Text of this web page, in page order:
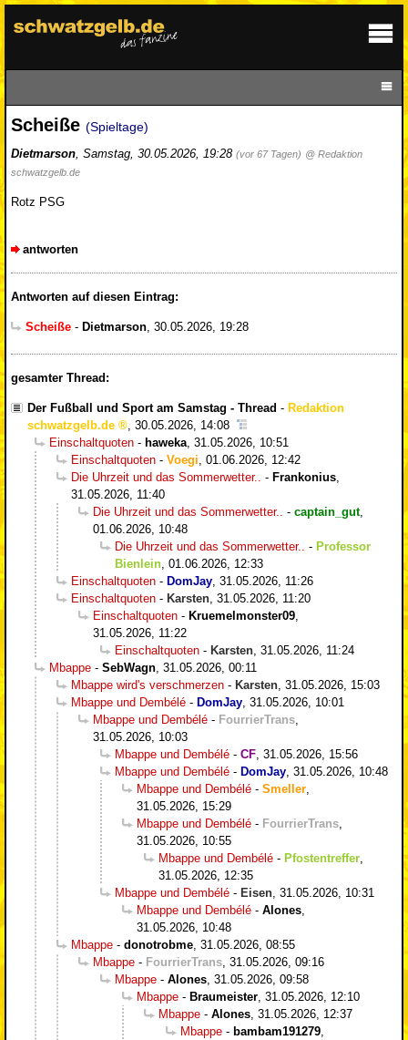
Scheiße (Spieltage)
Dietmarson, Samstag, 30.05.2026, 19:28 (vor 67 Tagen) @ Redaktion
schwatzgelb.de
Rotz PSG
antworten
Antworten auf diesen Eintrag:
Scheiße - Dietmarson, 30.05.2026, 19:28
gesamter Thread:
Der Fußball und Sport am Samstag - Thread - Redaktion
schwatzgelb.de
30.05.2026, 14:08
Einschaltquoten - haweka 31.05.2026, 10:51
Einschaltquoten - Voegi 01.06.2026, 12:42
Die Uhrzeit und das Sommerwetter..
- Frankonius
31.05.2026, 11:40
Die Uhrzeit und das Sommerwetter..
- captain_gut,
01.06.2026, 10:48
Die Uhrzeit und das Sommerwetter..
- Professor
Bienlein 01.06.2026, 12:33
Einschaltquoten - DomJay 31.05.2026, 11:26
Einschaltquoten - Karsten 31.05.2026, 11:20
Einschaltquoten - Kruemelmonster09
31.05.2026, 11:22
Einschaltquoten - Karsten 31.05.2026, 11:24
Mbappe - SebWagn 31.05.2026, 00:11
Mbappe wird's verschmerzen - Karsten 31.05.2026, 15:03
Mbappe und Dembélé - DomJay 31.05.2026, 10:01
Mbappe und Dembélé - FourrierTrans
31.05.2026, 10:03
Mbappe und Dembélé - CF 31.05.2026, 15:56
Mbappe und Dembélé - DomJay 31.05.2026, 10:48
Mbappe und Dembélé - Smeller
31.05.2026, 15:29
Mbappe und Dembélé - FourrierTrans
31.05.2026, 10:55
Mbappe und Dembélé - Pfostentreffer
31.05.2026, 12:35
Mbappe und Dembélé - Eisen 31.05.2026, 10:31
Mbappe und Dembélé - Alones
31.05.2026, 10:48
Mbappe - donotrobme 31.05.2026, 08:55
Mbappe - FourrierTrans 31.05.2026, 09:16
Mbappe - Alones 31.05.2026, 09:58
Mbappe - Braumeister 31.05.2026, 12:10
Mbappe - Alones 31.05.2026, 12:37
Mbappe - bambam191279